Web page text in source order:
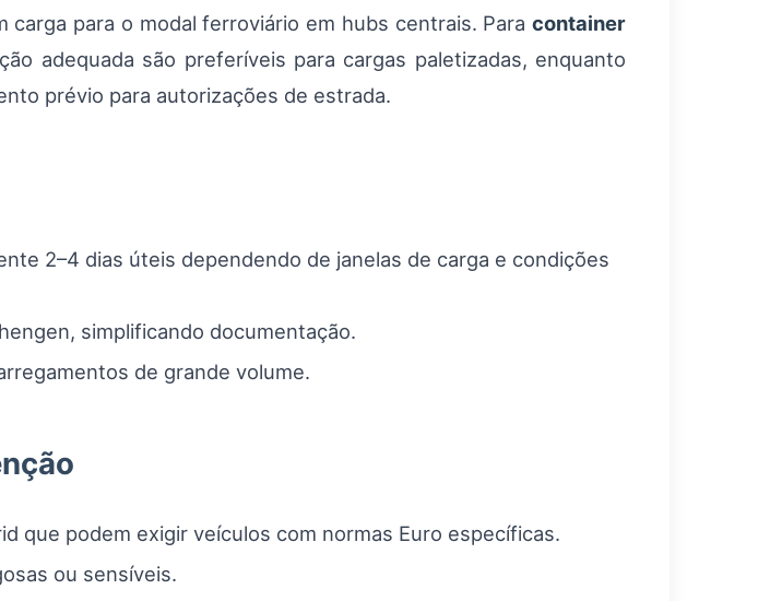
para o modal ferroviário em hubs centrais. Para container
adequada são preferíveis para cargas paletizadas, enquanto
prévio para autorizações de estrada.
2–4 dias úteis dependendo de janelas de carga e condições
simplificando documentação.
de grande volume.
que podem exigir veículos com normas Euro específicas.
ou sensíveis.